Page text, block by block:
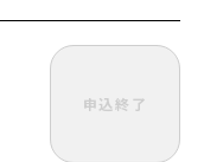
申込終了